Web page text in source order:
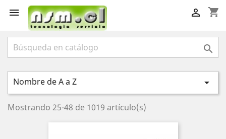
 shopping_cart


Nombre de A a Z 
Mostrando 25-48 de 1019 artículo(s)